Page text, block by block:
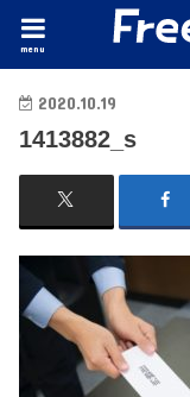
menu
2020.10.19
1413882_s